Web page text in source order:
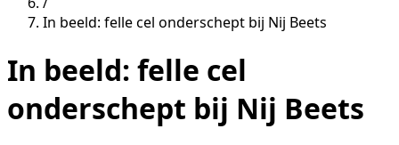
In beeld: felle cel onderschept bij Nij Beets
In beeld: felle cel
onderschept bij Nij Beets